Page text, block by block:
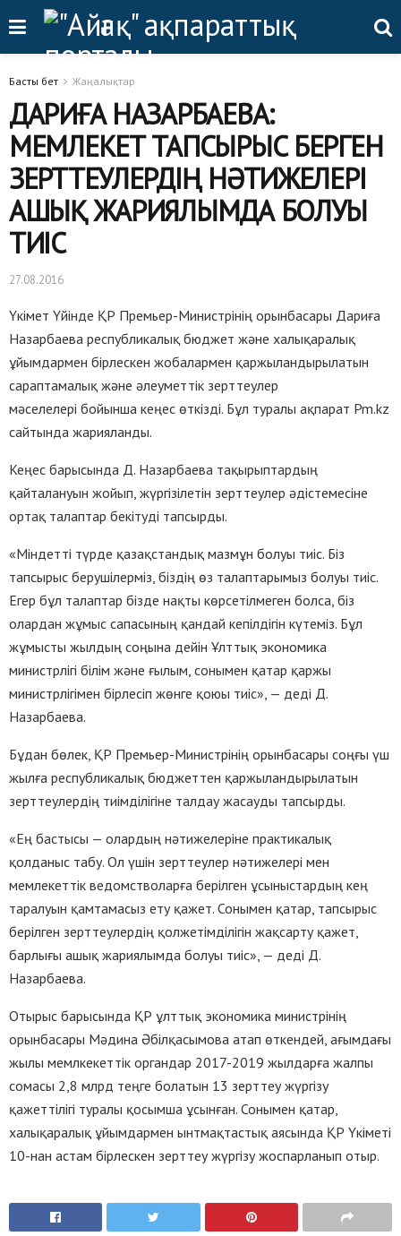
Басты бет Жаңалықтар
ДАРИҒА НАЗАРБАЕВА:
МЕМЛЕКЕТ ТАПСЫРЫС БЕРГЕН
ЗЕРТТЕУЛЕРДІҢ НӘТИЖЕЛЕРІ
АШЫҚ ЖАРИЯЛЫМДА БОЛУЫ
ТИІС
27.08.2016
Үкімет Үйінде ҚР Премьер-Министрінің орынбасары Дариға
Назарбаева республикалық бюджет және халықаралық
ұйымдармен бірлескен жобалармен қаржыландырылатын
сараптамалық және әлеуметтік зерттеулер
мәселелері бойынша кеңес өткізді. Бұл туралы ақпарат Pm.kz
сайтында жарияланды.
Кеңес барысында Д. Назарбаева тақырыптардың
қайталануын жойып, жүргізілетін зерттеулер әдістемесіне
ортақ талаптар бекітуді тапсырды.
«Міндетті түрде қазақстандық мазмұн болуы тиіс. Біз
тапсырыс берушілерміз, біздің өз талаптарымыз болуы тиіс.
Егер бұл талаптар бізде нақты көрсетілмеген болса, біз
олардан жұмыс сапасының қандай кепілдігін күтеміз. Бұл
жұмысты жылдың соңына дейін Ұлттық экономика
министрлігі білім және ғылым, сонымен қатар қаржы
министрлігімен бірлесіп жөнге қоюы тиіс», — деді Д.
Назарбаева.
Бұдан бөлек, ҚР Премьер-Министрінің орынбасары соңғы үш
жылға республикалық бюджеттен қаржыландырылатын
зерттеулердің тиімділігіне талдау жасауды тапсырды.
«Ең бастысы — олардың нәтижелеріне практикалық
қолданыс табу. Ол үшін зерттеулер нәтижелері мен
мемлекеттік ведомстволарға берілген ұсыныстардың кең
таралуын қамтамасыз ету қажет. Сонымен қатар, тапсырыс
берілген зерттеулердің қолжетімділігін жақсарту қажет,
барлығы ашық жариялымда болуы тиіс», — деді Д.
Назарбаева.
Отырыс барысында ҚР ұлттық экономика министрінің
орынбасары Мәдина Әбілқасымова атап өткендей, ағымдағы
жылы мемлкекеттік органдар 2017-2019 жылдарға жалпы
сомасы 2,8 млрд теңге болатын 13 зерттеу жүргізу
қажеттілігі туралы қосымша ұсынған. Сонымен қатар,
халықаралық ұйымдармен ынтмақтастық аясында ҚР Үкіметі
10-нан астам бірлескен зерттеу жүргізу жоспарланып отыр.